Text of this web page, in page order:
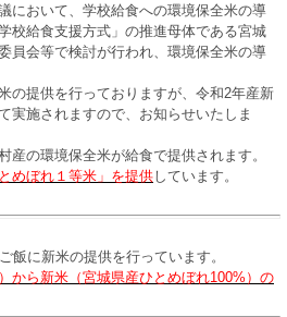
において、学校給食への環境保全米の導
校給食支援方式」の推進母体である宮城
員会等で検討が行われ、環境保全米の導
の提供を行っておりますが、令和2年産新
実施されますので、お知らせいたしま
の環境保全米が給食で提供されます。
めぼれ１等米」を提供しています。
に新米の提供を行っています。
から新米 （宮城県産ひとめぼれ100% ） の